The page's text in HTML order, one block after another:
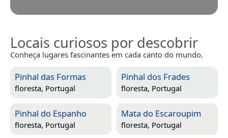
Locais curiosos por descobrir
Conheça lugares fascinantes em cada canto do mundo.
Pinhal das Formas
floresta, Portugal
Pinhal dos Frades
floresta, Portugal
Pinhal do Espanho
floresta, Portugal
Mata do Escaroupim
floresta, Portugal